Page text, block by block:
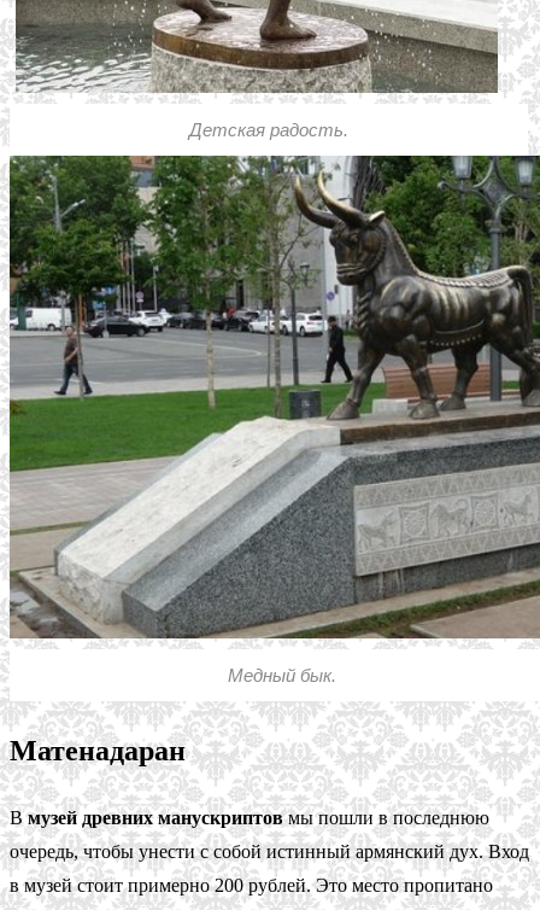
Детская радость.
Медный бык.
Матенадаран
Вмузей древних манускриптовмы пошли в последнюю
очередь, чтобы унести с собой истинный армянский дух. Вход
в музей стоит примерно 200 рублей. Это место пропитано